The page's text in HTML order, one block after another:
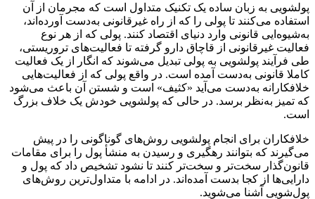
پولشویی به زبان ساده یک تکنیک متداول است که مجرمان از آن
استفاده می‌کنند تا پولی را که از راه غیرقانونی به‌دست آورده‌اند،
به‌شیوه‌ایی قانونی وارد دنیای اقتصاد کنند. پولی که از هر نوع
فعالیت غیرقانونی از قاچاق دارو گرفته تا فعالیت‌های تروریستی،
طی فرآیند پولشویی به پولی تبدیل می‌شوند که انگار از یک فعالیت
کاملا قانونی به‌دست آمده‌ است. در واقع پولی که از فعالیت‌هایی
خلافکارانه به‌دست می‌آید «کثیف» است و شستن آن باعث می‌شود
که تمیز به‌نظر برسد. در حالی که پولشویی خودش یک خلاف بزرگ
است.
خلافکاران برای انجام پولشویی روش‌های گوناگونی را در پیش
می‌گیرند که بتوانند رهگیری و رسیدن به منشأ پول را برای مقامات
قانون‌گذار سخت‌تر و سخت‌تر کنند تا نشود تشخیص داد که پول و
دارایی‌ها از کجا بدست آمده‌اند. در ادامه با متداول‌ترین روش‌های
پول‌شویی آشنا می‌شوید.